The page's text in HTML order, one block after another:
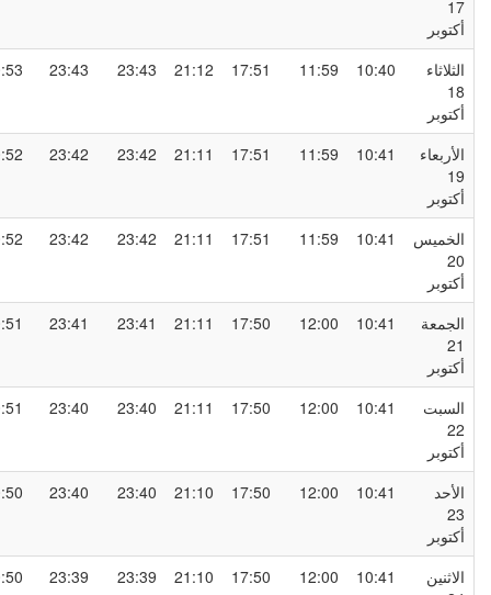
10:40
11:59
17:51
21:12
23:43
23:43
00:53
10:41
11:59
17:51
21:11
23:42
23:42
00:52
10:41
11:59
17:51
21:11
23:42
23:42
00:52
10:41
12:00
17:50
21:11
23:41
23:41
00:51
10:41
12:00
17:50
21:11
23:40
23:40
00:51
10:41
12:00
17:50
21:10
23:40
23:40
00:50
10:41
12:00
17:50
21:10
23:39
23:39
00:50